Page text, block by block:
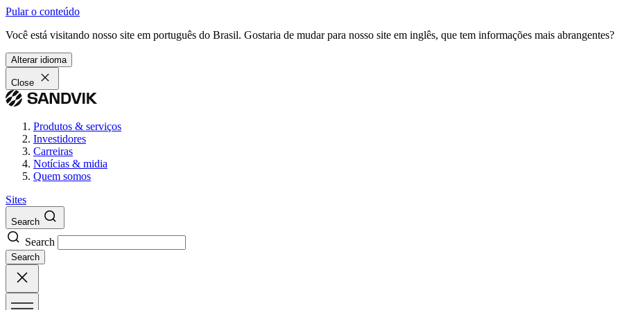
Pular o conteúdo
Você está visitando nosso site em português do Brasil. Gostaria de mudar para nosso site em inglês, que tem informações mais abrangentes?
Alterar idioma
Close
Produtos & serviços
Investidores
Carreiras
Notícias & midia
Quem somos
Sites
Search
Search
Search